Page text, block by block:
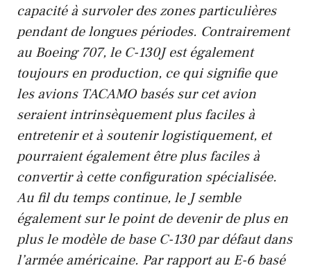
capacité à survoler des zones particulières
pendant de longues périodes. Contrairement
au Boeing 707, le C-130J est également
toujours en production, ce qui signifie que
les avions TACAMO basés sur cet avion
seraient intrinsèquement plus faciles à
entretenir et à soutenir logistiquement, et
pourraient également être plus faciles à
convertir à cette configuration spécialisée.
Au fil du temps continue, le J semble
également sur le point de devenir de plus en
plus le modèle de base C-130 par défaut dans
l’armée américaine. Par rapport au E-6 basé